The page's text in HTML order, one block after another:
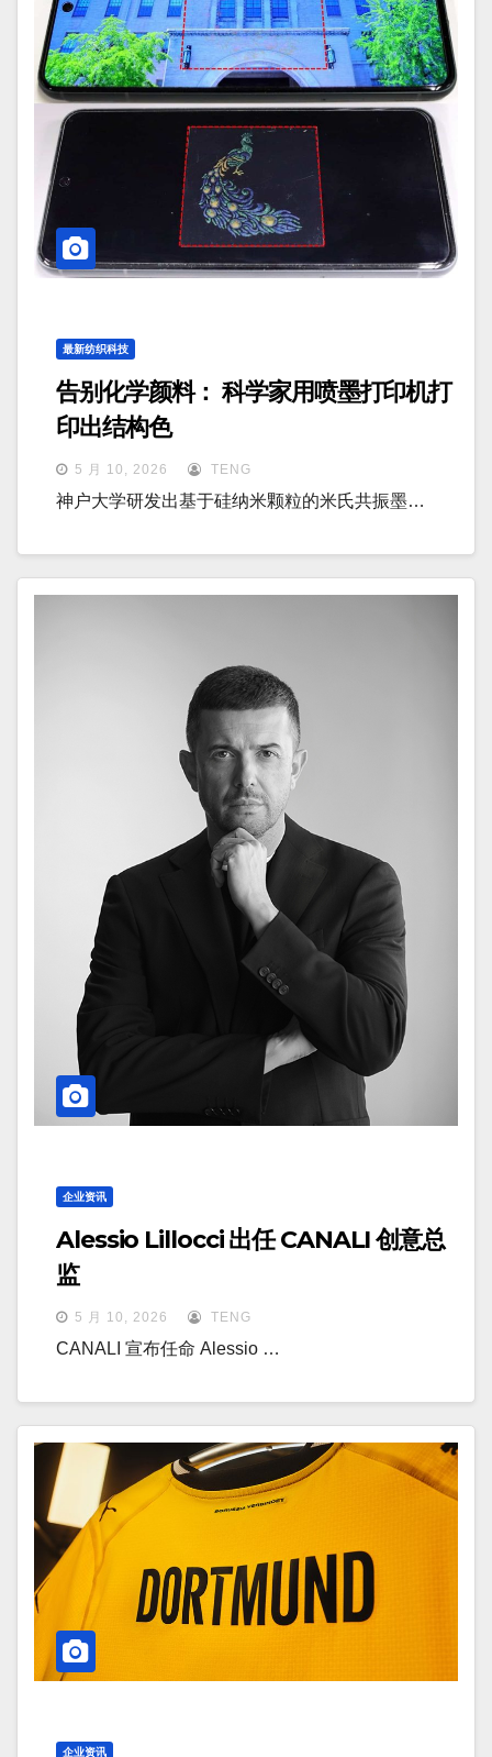
最新纺织科技
告别化学颜料： 科学家用喷墨打印机打
印出结构色
5 月 10, 2026 TENG
神户大学研发出基于硅纳米颗粒的米氏共振墨…
企业资讯
Alessio Lillocci 出任 CANALI 创意总
监
5 月 10, 2026 TENG
CANALI 宣布任命 Alessio …
企业资讯